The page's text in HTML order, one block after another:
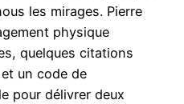
les mirages. Pierre
physique
quelques citations
un code de
pour délivrer deux